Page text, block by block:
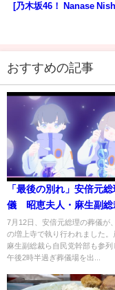
[乃木坂46！ Nanase
おすすめの記事
「最後の別れ」安倍元
儀 昭恵夫人・麻生副総
辞｜TBS NEWS DIG
7月12日、安倍元総理の葬儀が
の増上寺で執り行われました
麻生副総裁ら自民党幹部も参列
午後2時半過ぎ葬儀場を出...